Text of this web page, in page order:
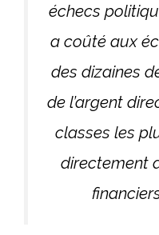
échecs
a coûté aux
des dizaines
de l’argent
classes les
directement